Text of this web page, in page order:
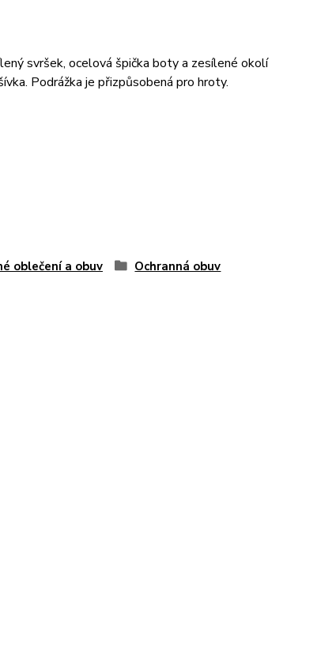
svršek, ocelová špička boty a zesílené okolí
Podrážka je přizpůsobená pro hroty.
oblečení a obuv
Ochranná obuv